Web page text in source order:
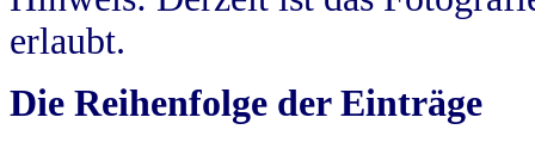
erlaubt.
Die Reihenfolge der Einträge